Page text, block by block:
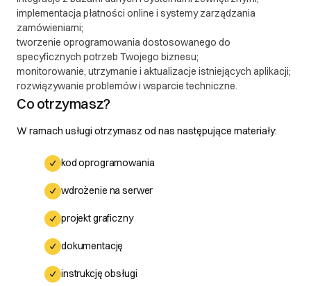
implementacja płatności online i systemy zarządzania
zamówieniami;
tworzenie oprogramowania dostosowanego do
specyficznych potrzeb Twojego biznesu;
monitorowanie, utrzymanie i aktualizacje istniejących aplikacji;
rozwiązywanie problemów i wsparcie techniczne.
Co otrzymasz?
W ramach usługi otrzymasz od nas następujące materiały:
kod oprogramowania
wdrożenie na serwer
projekt graficzny
dokumentację
instrukcję obsługi